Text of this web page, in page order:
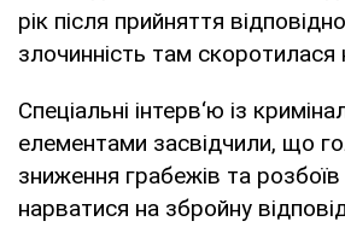
рік після прийняття
злочинність там скоротилася
Спеціальні інтерв‘ю із
елементами засвідчили, що
зниження грабежів та
нарватися на збройну